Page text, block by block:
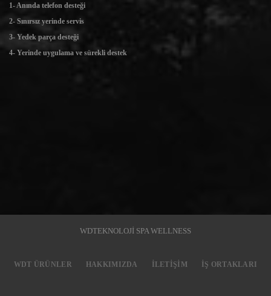
1- Anında telefon desteği
2- Sınırsız yerinde servis
3- Yedek parça desteği
4- Yerinde uygulama ve sürekli destek
WDTEKNOLOJİ SPA WELLNESS
WDT ÜRÜNLER HAKKIMIZDA İLETIŞIM İŞ ORTAKLARI